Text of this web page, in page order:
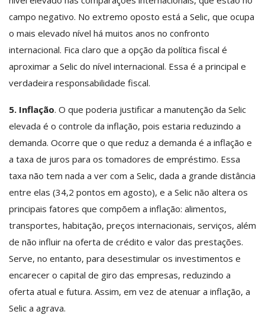
campo negativo. No extremo oposto está a Selic, que ocupa
o mais elevado nível há muitos anos no confronto
internacional. Fica claro que a opção da política fiscal é
aproximar a Selic do nível internacional. Essa é a principal e
verdadeira responsabilidade fiscal.
5. Inflação. O que poderia justificar a manutenção da Selic
elevada é o controle da inflação, pois estaria reduzindo a
demanda. Ocorre que o que reduz a demanda é a inflação e
a taxa de juros para os tomadores de empréstimo. Essa
taxa não tem nada a ver com a Selic, dada a grande distância
entre elas (34,2 pontos em agosto), e a Selic não altera os
principais fatores que compõem a inflação: alimentos,
transportes, habitação, preços internacionais, serviços, além
de não influir na oferta de crédito e valor das prestações.
Serve, no entanto, para desestimular os investimentos e
encarecer o capital de giro das empresas, reduzindo a
oferta atual e futura. Assim, em vez de atenuar a inflação, a
Selic a agrava.